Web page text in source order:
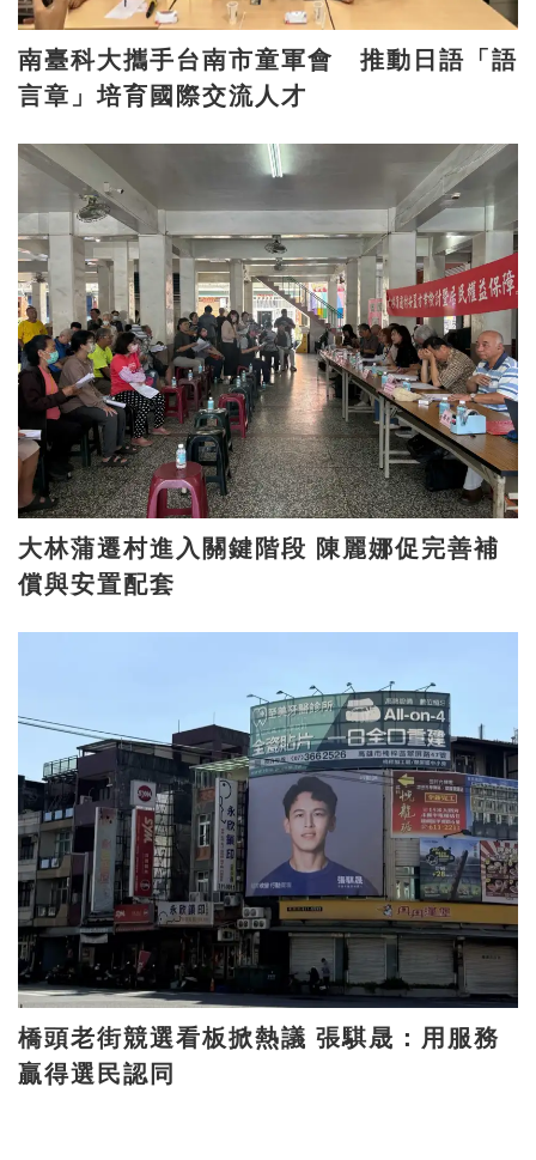
南臺科大攜手台南市童軍會 推動日語「語
言章」培育國際交流人才
大林蒲遷村進入關鍵階段 陳麗娜促完善補
償與安置配套
橋頭老街競選看板掀熱議 張騏晟：用服務
贏得選民認同